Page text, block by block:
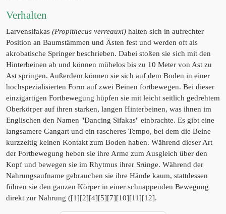
Verhalten
Larvensifakas (Propithecus verreauxi) halten sich in aufrechter
Position an Baumstämmen und Ästen fest und werden oft als
akrobatische Springer beschrieben. Dabei stoßen sie sich mit den
Hinterbeinen ab und können mühelos bis zu 10 Meter von Ast zu
Ast springen. Außerdem können sie sich auf dem Boden in einer
hochspezialisierten Form auf zwei Beinen fortbewegen. Bei dieser
einzigartigen Fortbewegung hüpfen sie mit leicht seitlich gedrehtem
Oberkörper auf ihren starken, langen Hinterbeinen, was ihnen im
Englischen den Namen "Dancing Sifakas" einbrachte. Es gibt eine
langsamere Gangart und ein rascheres Tempo, bei dem die Beine
kurzzeitig keinen Kontakt zum Boden haben. Während dieser Art
der Fortbewegung heben sie ihre Arme zum Ausgleich über den
Kopf und bewegen sie im Rhytmus ihrer Srünge. Während der
Nahrungsaufname gebrauchen sie ihre Hände kaum, stattdessen
führen sie den ganzen Körper in einer schnappenden Bewegung
direkt zur Nahrung ([1][2][4][5][7][10][11][12].